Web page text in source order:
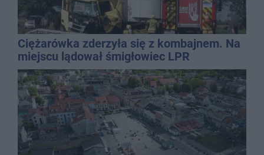
Ciężarówka zderzyła się z kombajnem. Na
miejscu lądował śmigłowiec LPR